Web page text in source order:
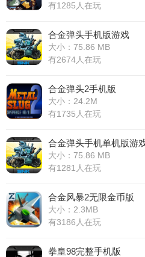
有1285人在玩
合金弹头手机版游戏
大小：75.86 MB
有2674人在玩
合金弹头2手机版
大小：24.2M
有1735人在玩
合金弹头手机单机版游
大小：75.86 MB
有1281人在玩
合金风暴2无限金币版
大小：2.3MB
有3186人在玩
拳皇98完整手机版